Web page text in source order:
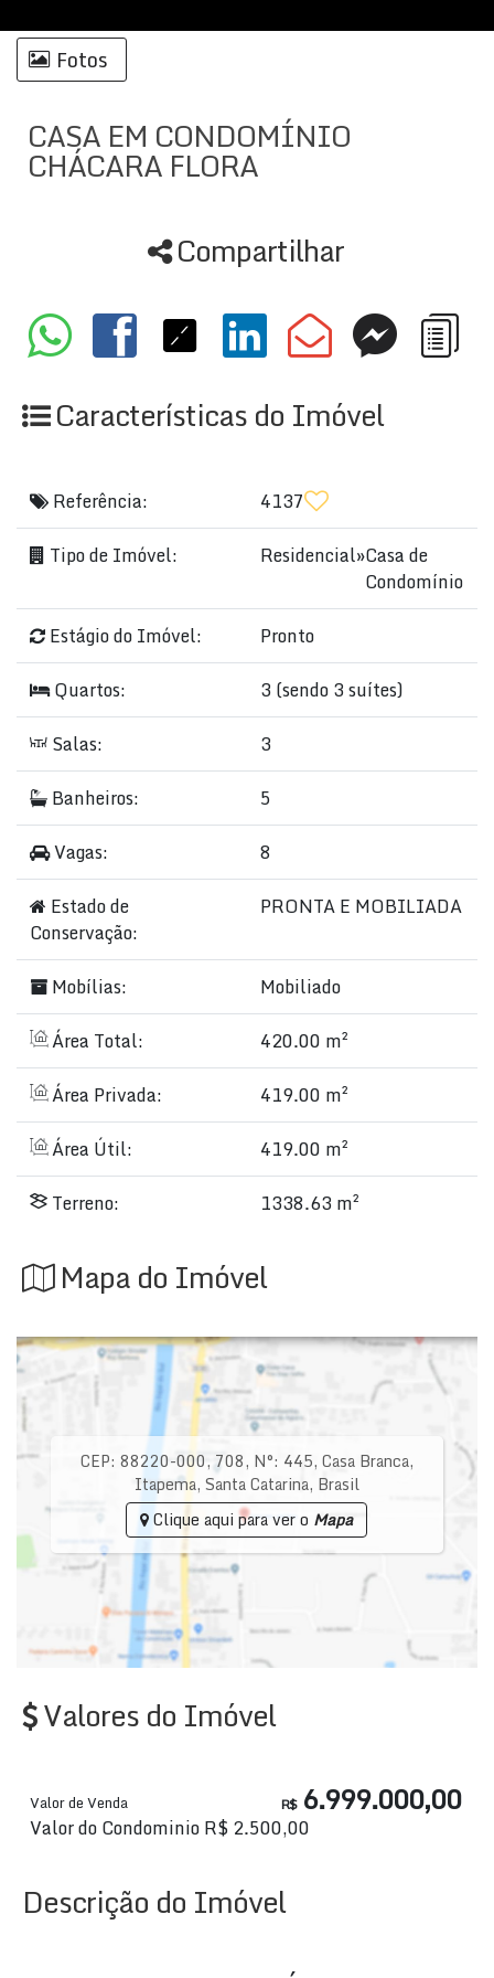
Fotos
CASA EM CONDOMÍNIO
CHÁCARA FLORA
Compartilhar
Características do Imóvel
Referência:
4137
Tipo de Imóvel:
Residencial»Casa de
Condomínio
Estágio do Imóvel:
Pronto
Quartos:
3 (sendo 3 suítes)
Salas:
3
Banheiros:
5
Vagas:
8
Estado de
Conservação:
PRONTA E MOBILIADA
Mobílias:
Mobiliado
Área Total:
420.00 m²
Área Privada:
419.00 m²
Área Útil:
419.00 m²
Terreno:
1338.63 m²
Mapa do Imóvel
CEP: 88220-000, 708, N°: 445, Casa Branca,
Itapema, Santa Catarina, Brasil
Clique aqui para ver o Mapa
Valores do Imóvel
R$6.999.000,00
Valor de Venda
Valor do CondominioR$2.500,00
Descrição do Imóvel